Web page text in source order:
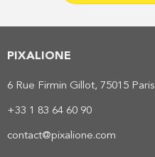
PIXALIONE
6 Rue Firmin Gillot, 75015 Paris
+33 1 83 64 60 90
contact@pixalione.com